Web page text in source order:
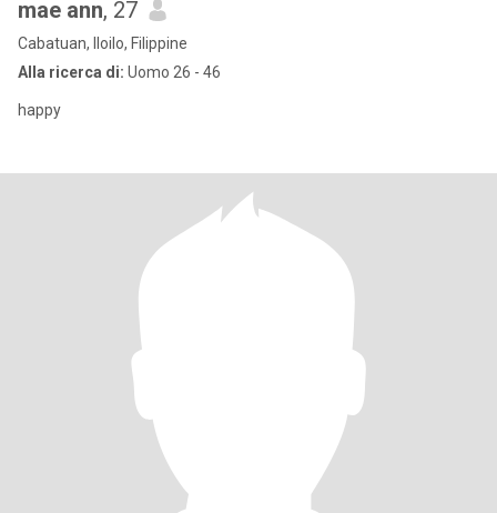
mae ann, 27
Cabatuan, Iloilo, Filippine
Alla ricerca di: Uomo 26 - 46
happy